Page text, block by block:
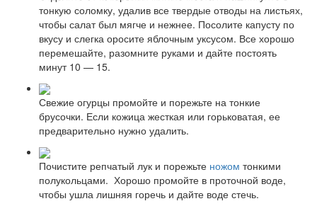
тонкую соломку, удалив все твердые отводы на листьях,
чтобы салат был мягче и нежнее. Посолите капусту по
вкусу и слегка оросите яблочным уксусом. Все хорошо
перемешайте, разомните руками и дайте постоять
минут 10 — 15.
Свежие огурцы промойте и порежьте на тонкие
брусочки. Если кожица жесткая или горьковатая, ее
предварительно нужно удалить.
Почистите репчатый лук и порежьте ножом тонкими
полукольцами. Хорошо промойте в проточной воде,
чтобы ушла лишняя горечь и дайте воде стечь.